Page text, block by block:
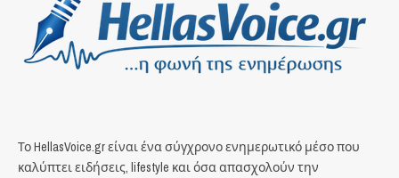
Το HellasVoice.gr είναι ένα σύγχρονο ενημερωτικό μέσο που
καλύπτει ειδήσεις, lifestyle και όσα απασχολούν την